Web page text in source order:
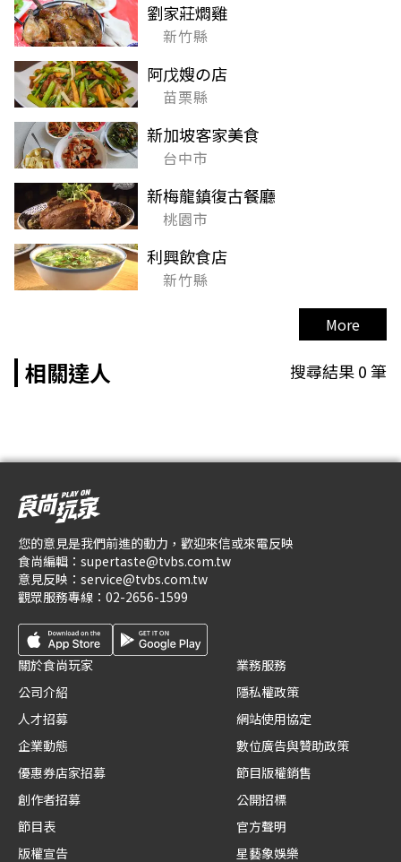
劉家莊燜雞
新竹縣
阿戊嫂の店
苗栗縣
新加坡客家美食
台中市
新梅龍鎮復古餐廳
桃園市
利興飲食店
新竹縣
More
相關達人 搜尋結果0筆
您的意見是我們前進的動力，歡迎來信或來電反映
食尚編輯： supertaste@tvbs.com.tw
意見反映： service@tvbs.com.tw
觀眾服務專線： 02-2656-1599
關於食尚玩家
公司介紹
人才招募
企業動態
優惠券店家招募
創作者招募
節目表
版權宣告
業務服務
隱私權政策
網站使用協定
數位廣告與贊助政策
節目版權銷售
公開招標
官方聲明
星藝象娛樂